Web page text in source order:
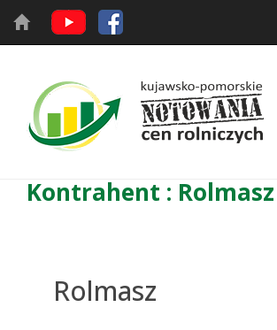
Kontrahent : Rolmasz
Rolmasz